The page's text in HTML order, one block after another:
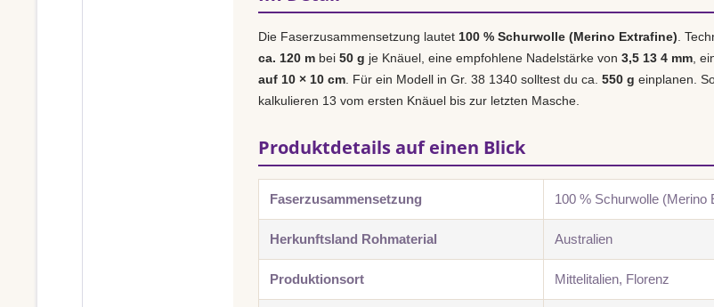
Die Faserzusammensetzung lautet 100 % Schurwolle (Merino Extrafine) .
ca. 120 m bei 50 g je Knäuel, eine empfohlene Nadelstärke von 3,5 13 4 mm ,
auf 10 × 10 cm . Für ein Modell in Gr. 38 1340 solltest du ca. 550 g einplanen.
kalkulieren 13 vom ersten Knäuel bis zur letzten Masche.
Produktdetails auf einen Blick
Faserzusammensetzung 100 % Schurwolle (Merino
Herkunftsland Rohmaterial Australien
Produktionsort Mittelitalien, Florenz